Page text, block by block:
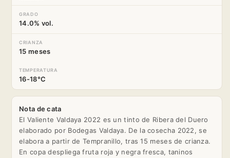
GRADO
14.0% vol.
CRIANZA
15 meses
TEMPERATURA
16-18°C
Nota de cata
El Valiente Valdaya 2022 es un tinto de Ribera del Duero
elaborado por Bodegas Valdaya. De la cosecha 2022, se
elabora a partir de Tempranillo, tras 15 meses de crianza.
En copa despliega fruta roja y negra fresca, taninos